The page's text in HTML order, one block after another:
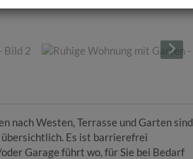
nach Westen, Terrasse und Garten sind
übersichtlich. Es ist barrierefrei
Garage führt wo, für Sie bei Bedarf